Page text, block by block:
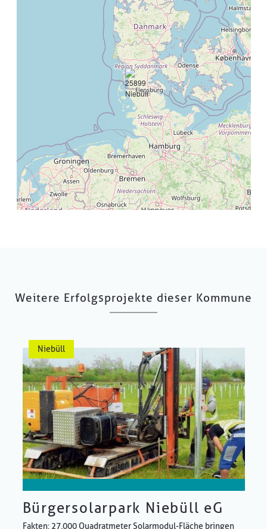
Weitere Erfolgsprojekte dieser Kommune
Niebüll
Bürgersolarpark Niebüll eG
Fakten: 27.000 Quadratmeter Solarmodul-Fläche bringen